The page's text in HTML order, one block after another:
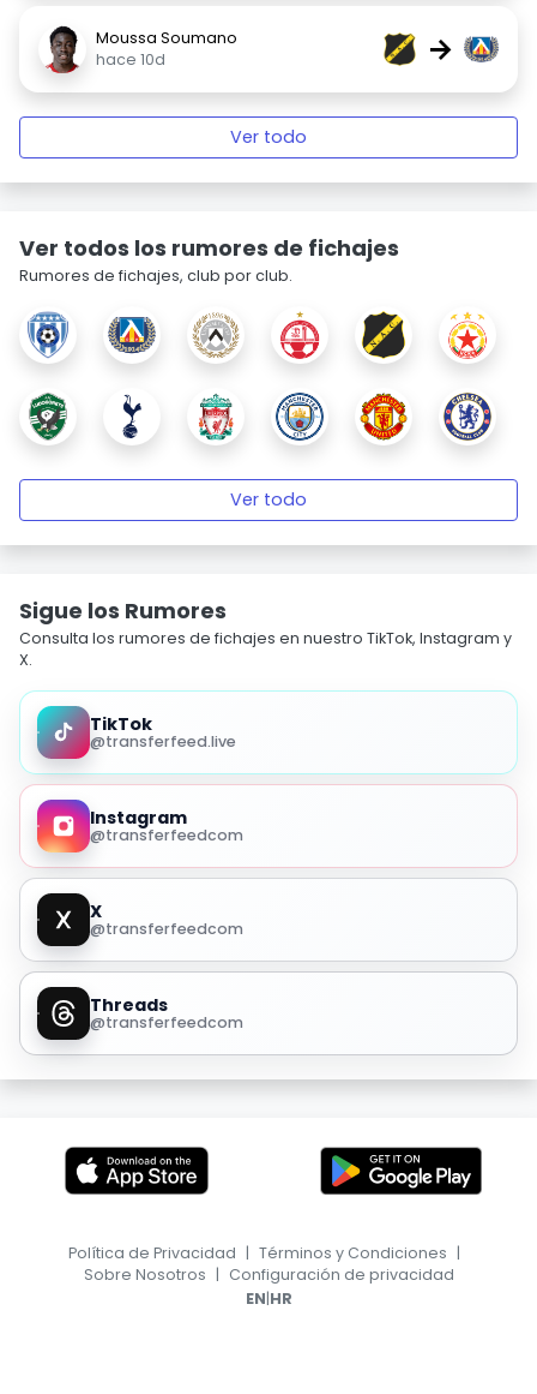
Moussa Soumano
hace 10d
→
Ver todo
Ver todos los rumores de fichajes
Rumores de fichajes, club por club.
Ver todo
Sigue los Rumores
Consulta los rumores de fichajes en nuestro TikTok, Instagram y
X.
TikTok
@transferfeed.live
Instagram
@transferfeedcom
X
@transferfeedcom
Threads
@transferfeedcom
Política de Privacidad | Términos y Condiciones |
Sobre Nosotros | Configuración de privacidad
EN|HR